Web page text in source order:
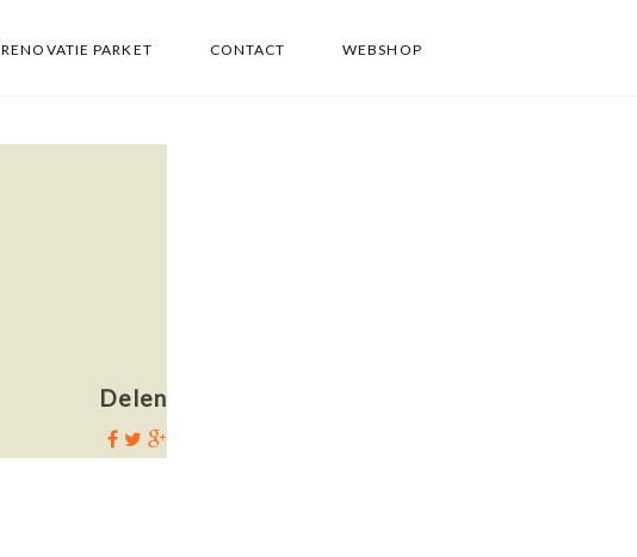
RENOVATIE PARKET CONTACT WEBSHOP
Delen